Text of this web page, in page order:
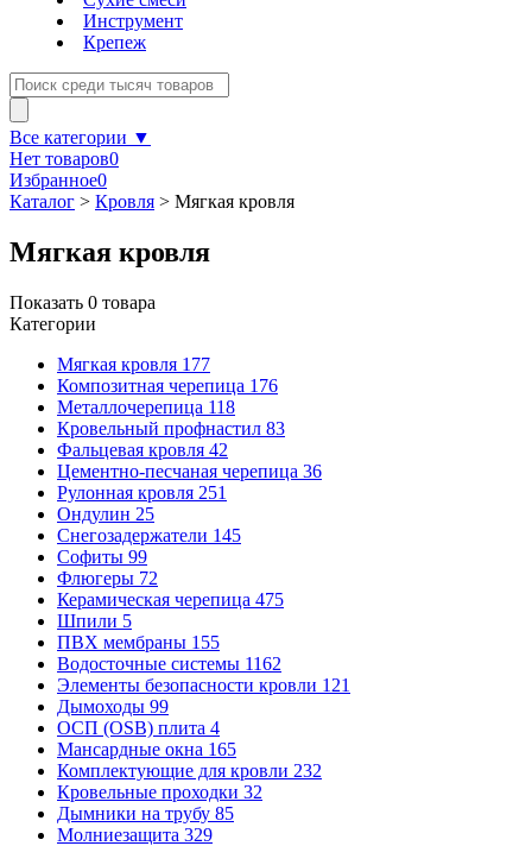
Инструмент
Крепеж
Все категории ▼
Нет товаров0
Избранное0
Каталог > Кровля > Мягкая кровля
Мягкая кровля
Показать 0 товара
Категории
Мягкая кровля 177
Композитная черепица 176
Металлочерепица 118
Кровельный профнастил 83
Фальцевая кровля 42
Цементно-песчаная черепица 36
Рулонная кровля 251
Ондулин 25
Снегозадержатели 145
Софиты 99
Флюгеры 72
Керамическая черепица 475
Шпили 5
ПВХ мембраны 155
Водосточные системы 1162
Элементы безопасности кровли 121
Дымоходы 99
ОСП (OSB) плита 4
Мансардные окна 165
Комплектующие для кровли 232
Кровельные проходки 32
Дымники на трубу 85
Молниезащита 329